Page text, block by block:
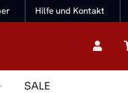
Hilfe und Kontakt
SALE